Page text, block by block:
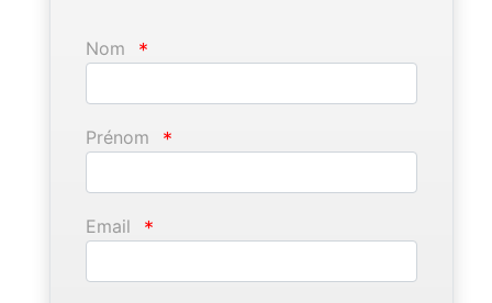
Nom *
Prénom *
Email *